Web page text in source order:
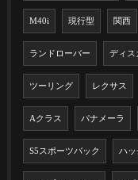
M40i 現行型 関西
ランドローバー ディス
ツーリング レクサス
Aクラス パナメーラ
S5スポーツバック ハッ